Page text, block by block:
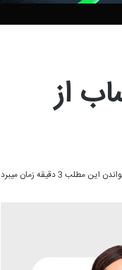
از
این مطلب 3 دقیقه زمان میبرد